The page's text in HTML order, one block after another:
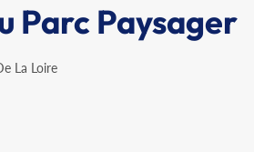
Parc Paysager
La Loire